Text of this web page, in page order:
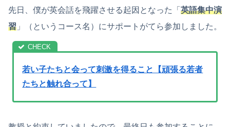
先日、僕が英会話を飛躍させる起因となった「 英語集中演
習 」（というコース名）にサポートがてら参加しました。
若い子たちと会って刺激を得ること【頑張る若者
たちと触れ合って】